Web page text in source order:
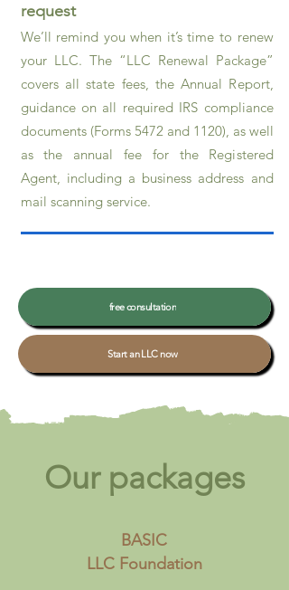
request
We’ll remind you when it’s time to renew
your LLC. The “LLC Renewal Package”
covers all state fees, the Annual Report,
guidance on all required IRS compliance
documents (Forms 5472 and 1120), as well
as the annual fee for the Registered
Agent, including a business address and
mail scanning service.
free consultation
Start an LLC now
Our packages
BASIC
LLC Foundation